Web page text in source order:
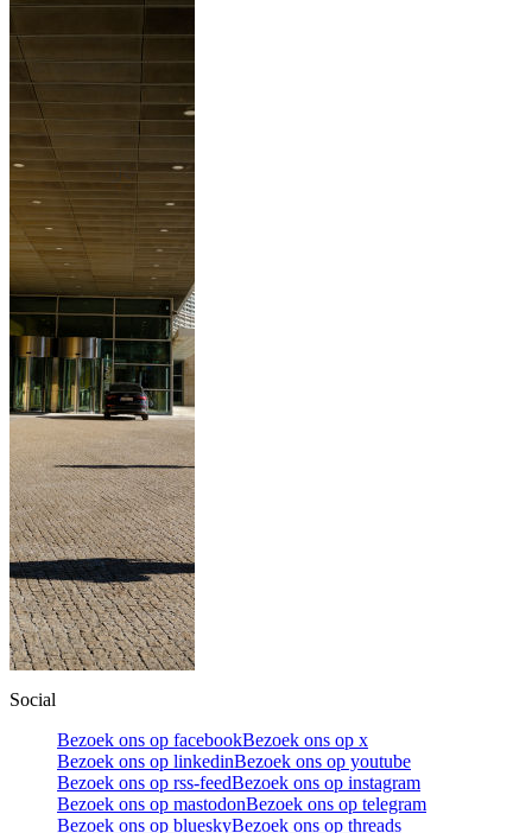
Social
Bezoek ons op facebookBezoek ons op x
Bezoek ons op linkedinBezoek ons op youtube
Bezoek ons op rss-feedBezoek ons op instagram
Bezoek ons op mastodonBezoek ons op telegram
Bezoek ons op blueskyBezoek ons op threads